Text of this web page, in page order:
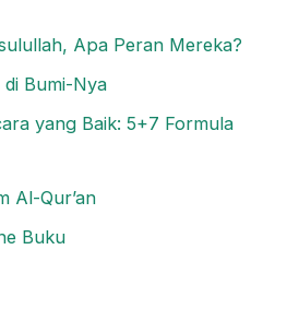
Apa Peran Mereka?
Bumi-Nya
yang Baik: 5+7 Formula
Al-Qur’an
Buku